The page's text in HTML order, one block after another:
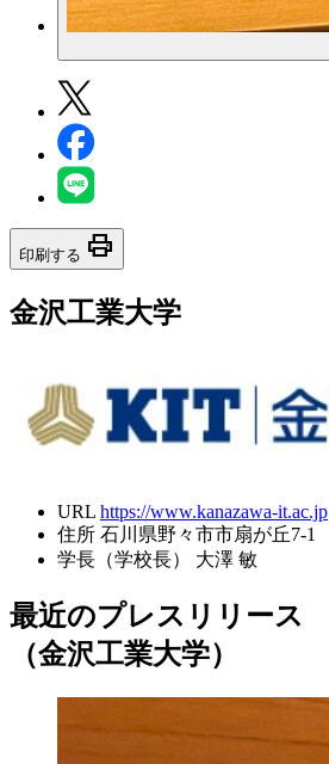
印刷する print
金沢工業大学
URL https://www.kanazawa-it.ac.jp
住所 石川県野々市市扇が丘7-1
学長（学校長）
大澤 敏
最近のプレスリリース
（金沢工業大学）